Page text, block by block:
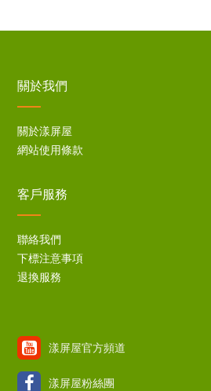
關於我們
關於漾屏屋
網站使用條款
客戶服務
聯絡我們
下標注意事項
退換服務
漾屏屋官方頻道
漾屏屋粉絲團